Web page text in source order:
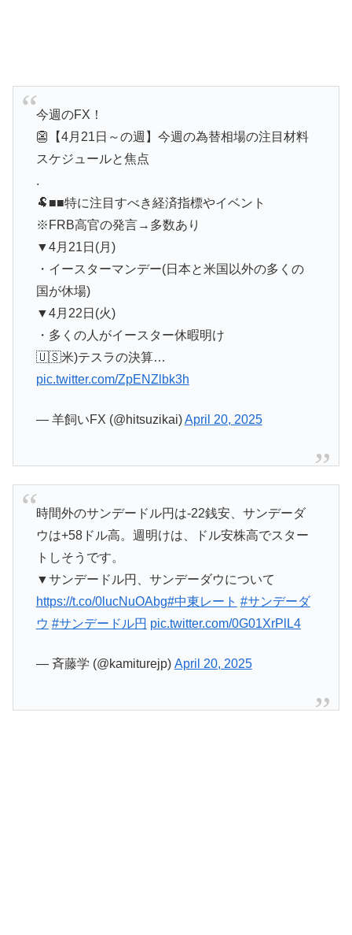
今週のFX！
👺【4月21日～の週】今週の為替相場の注目材料
スケジュールと焦点
.
🐏■■特に注目すべき経済指標やイベント
※FRB高官の発言→多数あり
▼4月21日(月)
・イースターマンデー(日本と米国以外の多くの
国が休場)
▼4月22日(火)
・多くの人がイースター休暇明け
🇺🇸米)テスラの決算…
pic.twitter.com/ZpENZlbk3h
— 羊飼いFX (@hitsuzikai)April 20, 2025
時間外のサンデードル円は-22銭安、サンデーダ
ウは+58ドル高。週明けは、ドル安株高でスター
トしそうです。
▼サンデードル円、サンデーダウについて
https://t.co/0lucNuOAbg#中東レート #サンデーダ
ウ #サンデードル円 pic.twitter.com/0G01XrPlL4
— 斉藤学 (@kamiturejp) April 20, 2025